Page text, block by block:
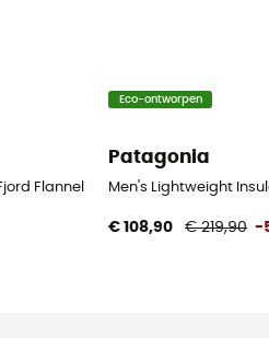
Flannel Shirt - Overhemd - Heren
Eco-ontworpen
Patagonia
Men's Lightweight
€ 108,90 € 219,90 -